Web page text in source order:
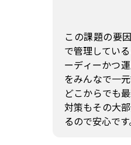
この課題の要
で管理してい
ーディーかつ
をみんなで一
どこからでも
対策もその大
るので安心です